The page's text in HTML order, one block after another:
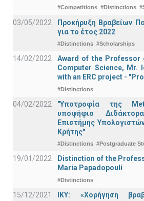
#Competitions #Distinctions
03/05/2022
Προκήρυξη Βραβείων
για το έτος 2022
#Distinctions #Scholarships
14/02/2022
Award of the Professor
Computer Science, Mr.
with an ERC project -
#Distinctions
04/02/2022
"Υποτροφία της
υποψήφιο
Επιστήμης
Κρήτης"
#Distinctions #Postgraduate
19/01/2022
Distinction of the
Maria Papadopouli
#Distinctions
15/12/2021
IKY: «Χορήγηση